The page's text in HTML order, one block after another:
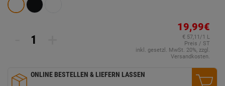
19,99€
€ 57,11/1 L
Preis / ST
inkl. gesetzl. MwSt. 20%, zzgl.
Versandkosten.
ONLINE BESTELLEN & LIEFERN LASSEN